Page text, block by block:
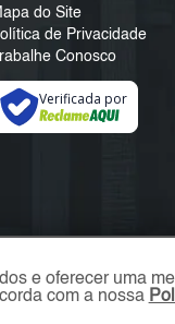
do Site
de Privacidade
Conosco
Verificada por
e oferecer uma
com a nossa